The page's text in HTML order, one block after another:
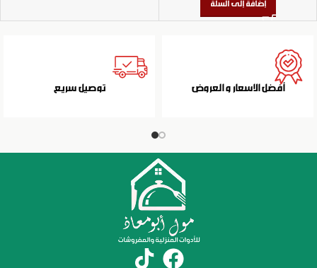
إضافة إلى السلة
أفضل الاسعار و العروض توصيل سريع